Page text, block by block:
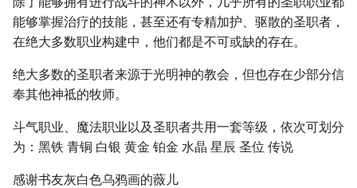
能够掌握治疗的技能，甚至还有专精加护、驱散的圣职者，
在绝大多数职业构建中，他们都是不可或缺的存在。
绝大多数的圣职者来源于光明神的教会，但也存在少部分信
奉其他神祗的牧师。
斗气职业、魔法职业以及圣职者共用一套等级，依次可划分
为：黑铁 青铜 白银 黄金 铂金 水晶 星辰 圣位 传说
感谢书友灰白色乌鸦画的薇儿